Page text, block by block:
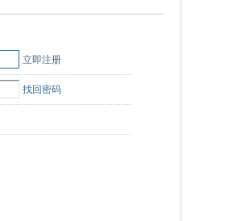
立即注册
找回密码